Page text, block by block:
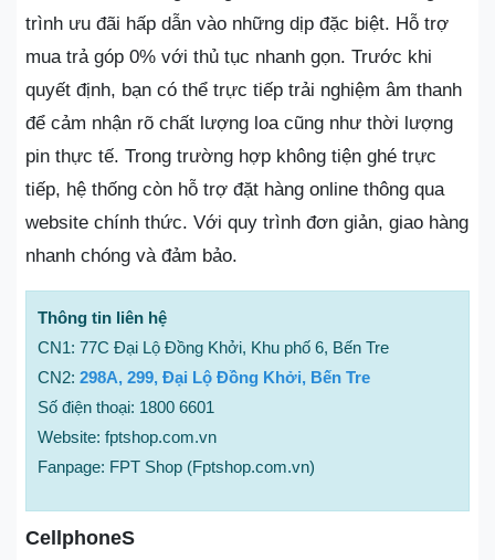
trình ưu đãi hấp dẫn vào những dịp đặc biệt. Hỗ trợ
mua trả góp 0% với thủ tục nhanh gọn. Trước khi
quyết định, bạn có thể trực tiếp trải nghiệm âm thanh
để cảm nhận rõ chất lượng loa cũng như thời lượng
pin thực tế. Trong trường hợp không tiện ghé trực
tiếp, hệ thống còn hỗ trợ đặt hàng online thông qua
website chính thức. Với quy trình đơn giản, giao hàng
nhanh chóng và đảm bảo.
Thông tin liên hệ
CN1: 77C Đại Lộ Đồng Khởi, Khu phố 6, Bến Tre
CN2: 298A, 299, Đại Lộ Đồng Khởi, Bến Tre
Số điện thoại: 1800 6601
Website: fptshop.com.vn
Fanpage: FPT Shop (Fptshop.com.vn)
CellphoneS